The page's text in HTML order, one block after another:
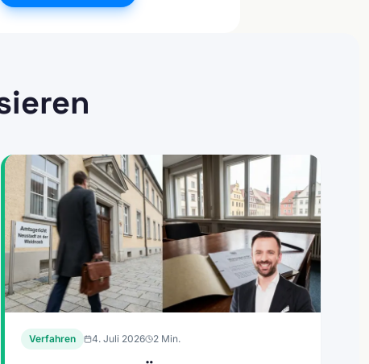
Verfahren 4. Juli 2026 2 Min.